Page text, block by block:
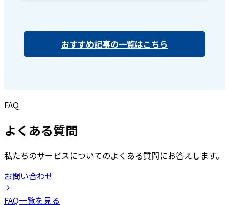
おすすめ記事の一覧はこちら
FAQ
よくある質問
私たちのサービスについてのよくある質問にお答えします。
お問い合わせ
FAQ一覧を見る